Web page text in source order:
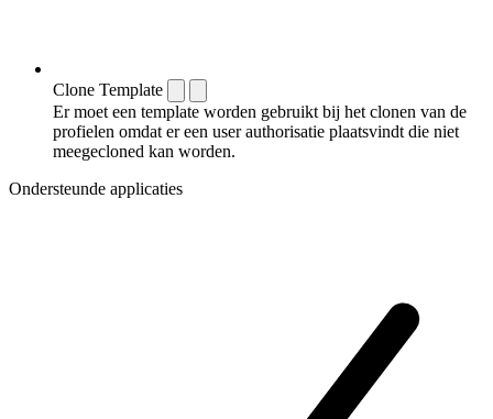
Clone Template
Er moet een template worden gebruikt bij het clonen van de
profielen omdat er een user authorisatie plaatsvindt die niet
meegecloned kan worden.
Ondersteunde applicaties